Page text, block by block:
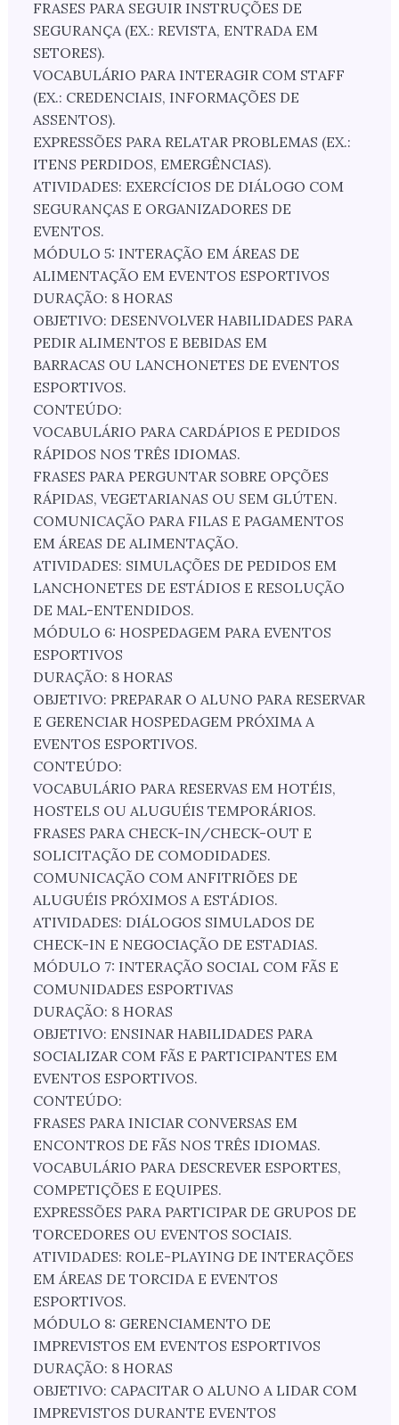
FRASES PARA SEGUIR INSTRUÇÕES DE
SEGURANÇA (EX.: REVISTA, ENTRADA EM
SETORES).
VOCABULÁRIO PARA INTERAGIR COM STAFF
(EX.: CREDENCIAIS, INFORMAÇÕES DE
ASSENTOS).
EXPRESSÕES PARA RELATAR PROBLEMAS (EX.:
ITENS PERDIDOS, EMERGÊNCIAS).
ATIVIDADES: EXERCÍCIOS DE DIÁLOGO COM
SEGURANÇAS E ORGANIZADORES DE
EVENTOS.
MÓDULO 5: INTERAÇÃO EM ÁREAS DE
ALIMENTAÇÃO EM EVENTOS ESPORTIVOS
DURAÇÃO: 8 HORAS
OBJETIVO: DESENVOLVER HABILIDADES PARA
PEDIR ALIMENTOS E BEBIDAS EM
BARRACAS OU LANCHONETES DE EVENTOS
ESPORTIVOS.
CONTEÚDO:
VOCABULÁRIO PARA CARDÁPIOS E PEDIDOS
RÁPIDOS NOS TRÊS IDIOMAS.
FRASES PARA PERGUNTAR SOBRE OPÇÕES
RÁPIDAS, VEGETARIANAS OU SEM GLÚTEN.
COMUNICAÇÃO PARA FILAS E PAGAMENTOS
EM ÁREAS DE ALIMENTAÇÃO.
ATIVIDADES: SIMULAÇÕES DE PEDIDOS EM
LANCHONETES DE ESTÁDIOS E RESOLUÇÃO
DE MAL-ENTENDIDOS.
MÓDULO 6: HOSPEDAGEM PARA EVENTOS
ESPORTIVOS
DURAÇÃO: 8 HORAS
OBJETIVO: PREPARAR O ALUNO PARA RESERVAR
E GERENCIAR HOSPEDAGEM PRÓXIMA A
EVENTOS ESPORTIVOS.
CONTEÚDO:
VOCABULÁRIO PARA RESERVAS EM HOTÉIS,
HOSTELS OU ALUGUÉIS TEMPORÁRIOS.
FRASES PARA CHECK-IN/CHECK-OUT E
SOLICITAÇÃO DE COMODIDADES.
COMUNICAÇÃO COM ANFITRIÕES DE
ALUGUÉIS PRÓXIMOS A ESTÁDIOS.
ATIVIDADES: DIÁLOGOS SIMULADOS DE
CHECK-IN E NEGOCIAÇÃO DE ESTADIAS.
MÓDULO 7: INTERAÇÃO SOCIAL COM FÃS E
COMUNIDADES ESPORTIVAS
DURAÇÃO: 8 HORAS
OBJETIVO: ENSINAR HABILIDADES PARA
SOCIALIZAR COM FÃS E PARTICIPANTES EM
EVENTOS ESPORTIVOS.
CONTEÚDO:
FRASES PARA INICIAR CONVERSAS EM
ENCONTROS DE FÃS NOS TRÊS IDIOMAS.
VOCABULÁRIO PARA DESCREVER ESPORTES,
COMPETIÇÕES E EQUIPES.
EXPRESSÕES PARA PARTICIPAR DE GRUPOS DE
TORCEDORES OU EVENTOS SOCIAIS.
ATIVIDADES: ROLE-PLAYING DE INTERAÇÕES
EM ÁREAS DE TORCIDA E EVENTOS
ESPORTIVOS.
MÓDULO 8: GERENCIAMENTO DE
IMPREVISTOS EM EVENTOS ESPORTIVOS
DURAÇÃO: 8 HORAS
OBJETIVO: CAPACITAR O ALUNO A LIDAR COM
IMPREVISTOS DURANTE EVENTOS